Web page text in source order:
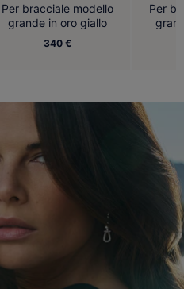
Per bracciale modello
grande in oro giallo
340 €
Per